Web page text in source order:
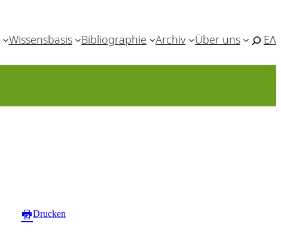
Wissensbasis Bibliographie Archiv Über uns ΕΛ
Drucken